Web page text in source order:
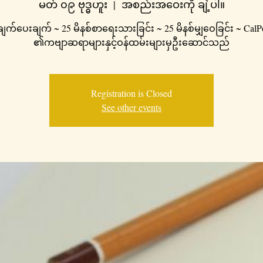
မတ် ၀၉ ဗုဒ္ဓဟူး
  |
အစည်းအဝေးကို ချဲ့ပါ။
က်ပေးချက် ~ 25 မိနစ်စာရေးသားခြင်း ~ 25 မိနစ်မျှဝေခြင်း ~
၏ကဗျာဆရာများနှင့်ဝန်ထမ်းများမှဦးဆောင်သည်
Registration is Closed
See other events